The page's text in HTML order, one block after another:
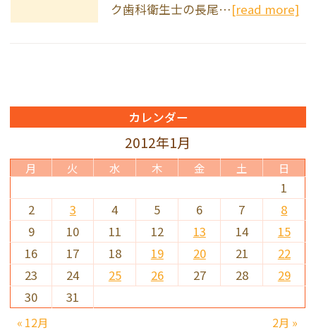
ク歯科衛生士の長尾…[read more]
カレンダー
2012年1月
月 火 水 木 金 土 日
« 12月 2月 »
1
2
3 4 5 6 7
8
9
10 11 12 13 14
15
16
17 18 19 20 21
22
23
24 25 26 27 28
29
30
31